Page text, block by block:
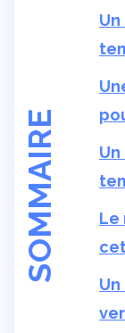
SOMMAIRE
Le